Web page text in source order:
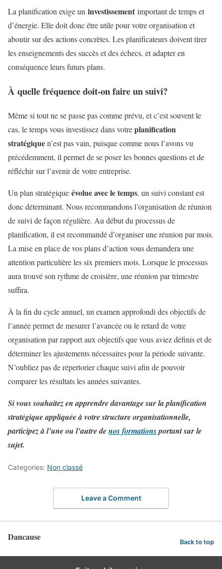
La planification exige un investissement important de temps et
d’énergie. Elle doit donc être utile pour votre organisation et
aboutir sur des actions concrètes. Les planificateurs doivent tirer
les enseignements des succès et des échecs, et adapter en
conséquence leurs futurs plans.
À quelle fréquence doit-on faire un suivi?
Même si tout ne se passe pas comme prévu, et c’est souvent le
cas, le temps vous investissez dans votreplanification
stratégiquen’est pas vain, puisque comme nous l’avons vu
précédemment, il permet de se poser les bonnes questions et de
réfléchir sur l’avenir de votre entreprise.
Un plan stratégique évolue avec le temps, un suivi constant est
donc déterminant. Nous recommandons l’organisation de réunion
de suivi de façon régulière. Au début du processus de
planification, il est recommandé d’organiser une réunion par mois.
La mise en place de vos plans d’action vous demandera une
attention particulière les six premiers mois. Lorsque le processus
aura trouvé son rythme de croisière, une réunion par trimestre
suffira.
À la fin du cycle annuel, un examen approfondi des objectifs de
l’année permet de mesurer l’avancée ou le retard de votre
organisation par rapport aux objectifs que vous aviez définis et de
déterminer les ajustements nécessaires pour la période suivante.
N’oubliez pas de répertorier chaque suivi afin de pouvoir
comparer les résultats les années suivantes.
Si vous souhaitez en apprendre davantage sur la planification
stratégique appliquée à votre structure organisationnelle,
participez à l’une ou l’autre denos formationsportant sur le
sujet.
Categories: Non classé
Leave a Comment
Dancause Back to top